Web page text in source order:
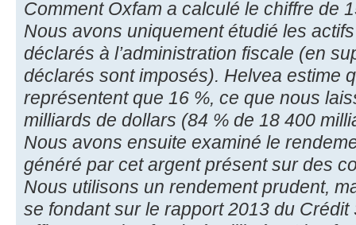
Comment Oxfam a calculé le chiffre de
Nous avons uniquement étudié les
déclarés à l’administration fiscale (en
déclarés sont imposés). Helvea estime
représentent que 16 %, ce que nous
milliards de dollars (84 % de 18 400
Nous avons ensuite examiné le
généré par cet argent présent sur des
Nous utilisons un rendement prudent,
se fondant sur le rapport 2013 du